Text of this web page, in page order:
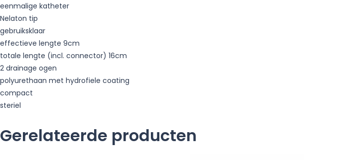
eenmalige katheter
Nelaton tip
gebruiksklaar
effectieve lengte 9cm
totale lengte (incl. connector) 16cm
2 drainage ogen
polyurethaan met hydrofiele coating
compact
steriel
Gerelateerde producten